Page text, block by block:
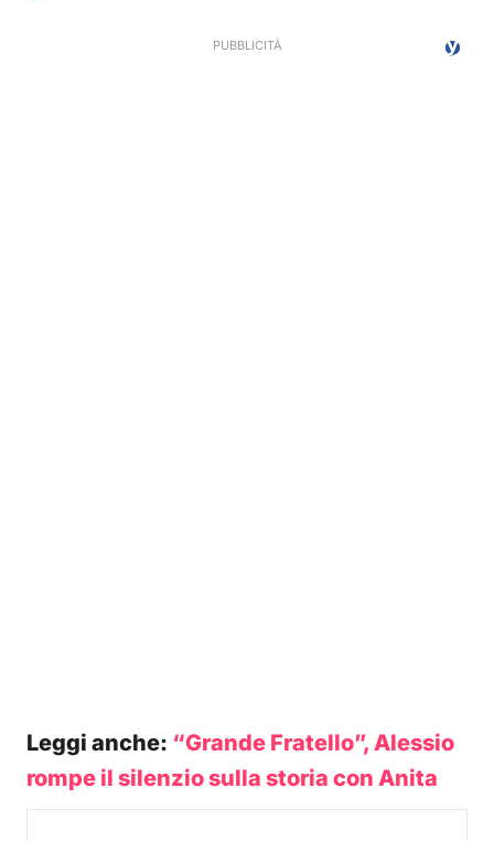
Leggi anche: “Grande Fratello”, Alessio
rompe il silenzio sulla storia con Anita